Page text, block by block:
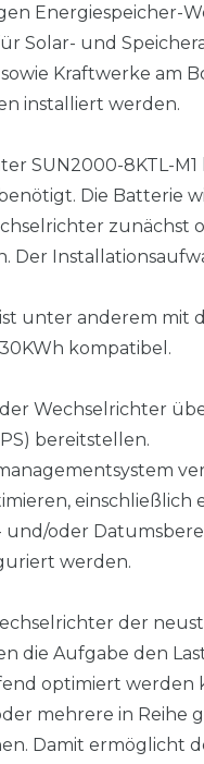
Energiespeicher-
Solar- und
Kraftwerke am
installiert werden.
SUN2000-8KTL-
Die Batterie
zunächst
Der
unter anderem mit
kompatibel.
Wechselrichter
bereitstellen.
einschließlich
und/oder
werden.
der
die Aufgabe den
optimiert werden
mehrere in Reihe
Damit ermöglicht